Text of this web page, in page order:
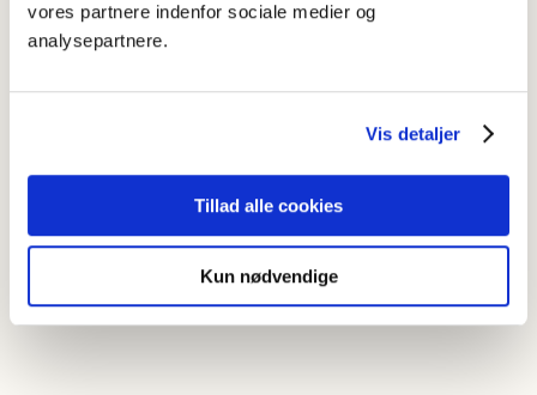
vores partnere indenfor sociale medier og
analysepartnere.
Vis detaljer
Tillad alle cookies
Kun nødvendige
Alternativformer fremgår nu af listevisningen.
Mere dynamisk terminologi: Grammatiske betegnelser i
matchet under opslagsordet ud for ”fandt:”.
marketing-cookiesfor at se denne video.